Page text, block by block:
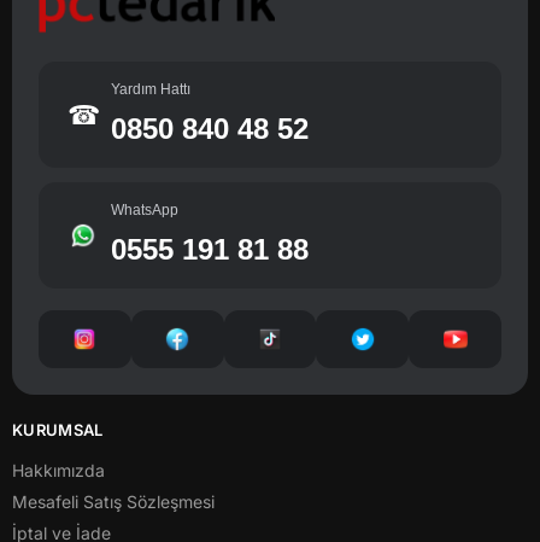
☎
Yardım Hattı
0850 840 48 52
WhatsApp
0555 191 81 88
KURUMSAL
Hakkımızda
Mesafeli Satış Sözleşmesi
İptal ve İade